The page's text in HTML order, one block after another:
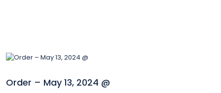
Order – May 13, 2024 @